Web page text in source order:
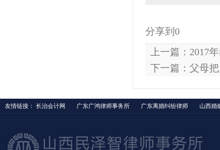
分享到 0
上一篇：2017
下一篇：父母
友情链接： 长治会计网 广东广鸿律师事务所 广东离婚纠纷律师 山西婚